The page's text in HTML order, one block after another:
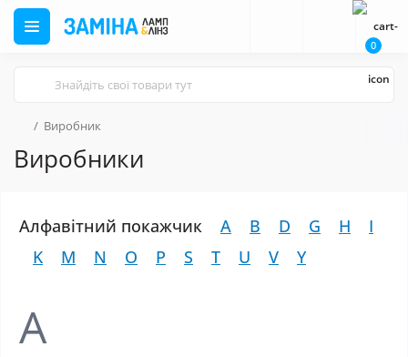
0
Виробник
Виробники
Алфавітний покажчик A B D G H
I
K
M N O P S T U V Y
A